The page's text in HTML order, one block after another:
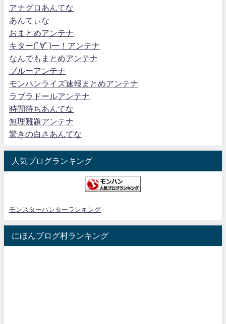
アナグロあんてな
あんてぃな
おまとめアンテナ
キター(ﾟ∀ﾟ)ー！アンテナ
なんでもまとめアンテナ
ブルーアンテナ
モンハンライズ速報まとめアンテナ
ラブラドールアンテナ
時間待ちあんてな
無理難題アンテナ
驚きの白さあんてな
人気ブログランキング
モンスターハンターランキング
にほんブログ村ランキング